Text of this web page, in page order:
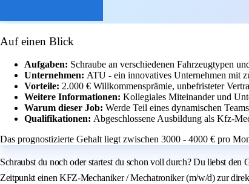
Auf einen Blick
Aufgaben: Schraube an verschiedenen Fahrzeugtypen
Unternehmen: ATU - ein innovatives Unternehmen mit
Vorteile: 2.000 € Willkommensprämie, unbefristeter
Weitere Informationen: Kollegiales Miteinander und
Warum dieser Job: Werde Teil eines dynamischen
Qualifikationen: Abgeschlossene Ausbildung als Kfz-
Das prognostizierte Gehalt liegt zwischen 3000 - 4000 € pro
Schraubst du noch oder startest du schon voll durch? Du liebst
Zeitpunkt einen KFZ-Mechaniker / Mechatroniker (m/w/d) zur